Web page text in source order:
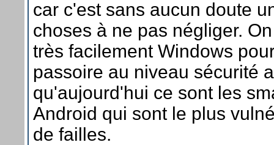
car c'est sans aucun doute
choses à ne pas négliger.
très facilement Windows
passoire au niveau sécurité
qu'aujourd'hui ce sont les
Android qui sont le plus
de failles.